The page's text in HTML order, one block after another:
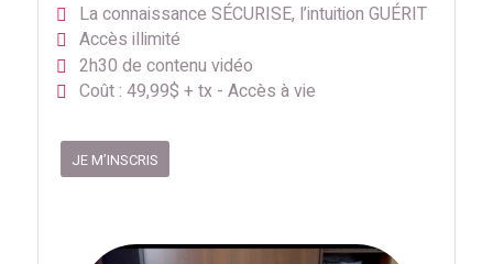
La connaissance SÉCURISE, l’intuition GUÉRIT
Accès illimité
2h30 de contenu vidéo
Coût : 49,99$ + tx - Accès à vie
JE M’INSCRIS